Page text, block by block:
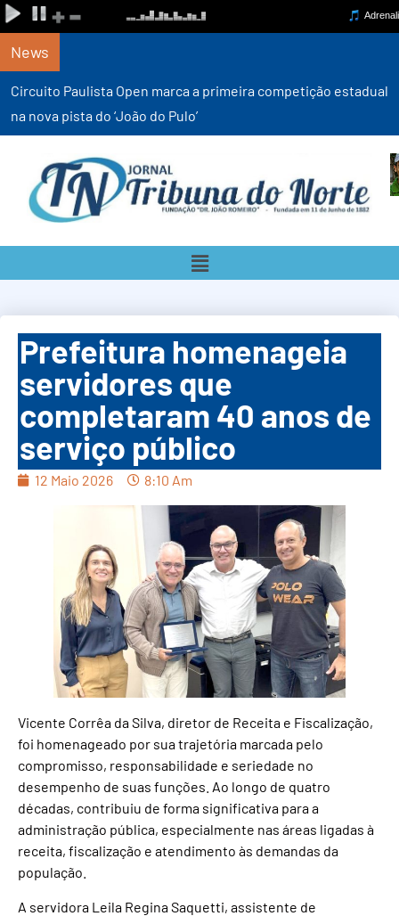
News
Circuito Paulista Open marca a primeira competição estadual
na nova pista do ‘João do Pulo’
Prefeitura homenageia
servidores que
completaram 40 anos de
serviço público
12 Maio 2026 8:10 Am
Vicente Corrêa da Silva, diretor de Receita e Fiscalização,
foi homenageado por sua trajetória marcada pelo
compromisso, responsabilidade e seriedade no
desempenho de suas funções. Ao longo de quatro
décadas, contribuiu de forma significativa para a
administração pública, especialmente nas áreas ligadas à
receita, fiscalização e atendimento às demandas da
população.
A servidora Leila Regina Saquetti, assistente de